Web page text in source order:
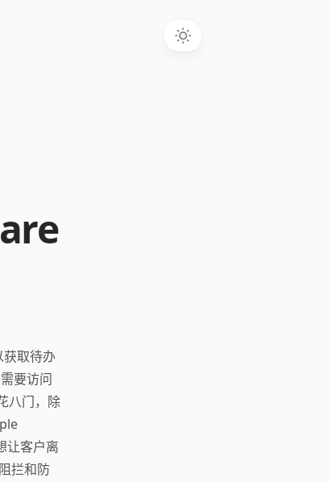
取待办
要访问
八门，除
让客户离
拦和防